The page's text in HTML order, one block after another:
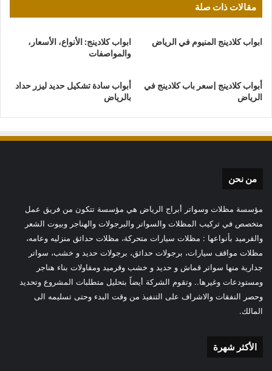
مقالات ذات صلة
ابواب كلادينج المنيوم في الرياض
ابواب كلادينج: الأنواع، الأسعار،
والمواصفات
أبواب كلادينج |سعر باب كلادينج في
الرياض
أبواب سادة تشكيل حديد ليزر حداد
بالرياض
من نحن
مؤسسة مظلات وسواتر أبراج الرياض هي مؤسسة تتكون من فريق عمل
متخصص في تركيب المظلات والسواتر والبرجولات والهناجر وبيوت الشعر
والقرميد بأنواعها : مظلات سيارات متحركة، مظلات حدائق منزليه وعامه،
مظلات مواقف سيارات، برجولات حدائق، برجولات حديد و خشب، سواتر
جدارية منها سواتر قماش و حديد و خشب وقرميد ومقاولات بناء هناجر
ومستودعات وغيرها.. وتقوم الشركة أيضاً بتحليل متطلبات المشروع وتحديد
وحصر النفقات والاشراف على التنفيذ من وقت البدء وحتى تسليمه الى
المالك.
الأكثر شهرة